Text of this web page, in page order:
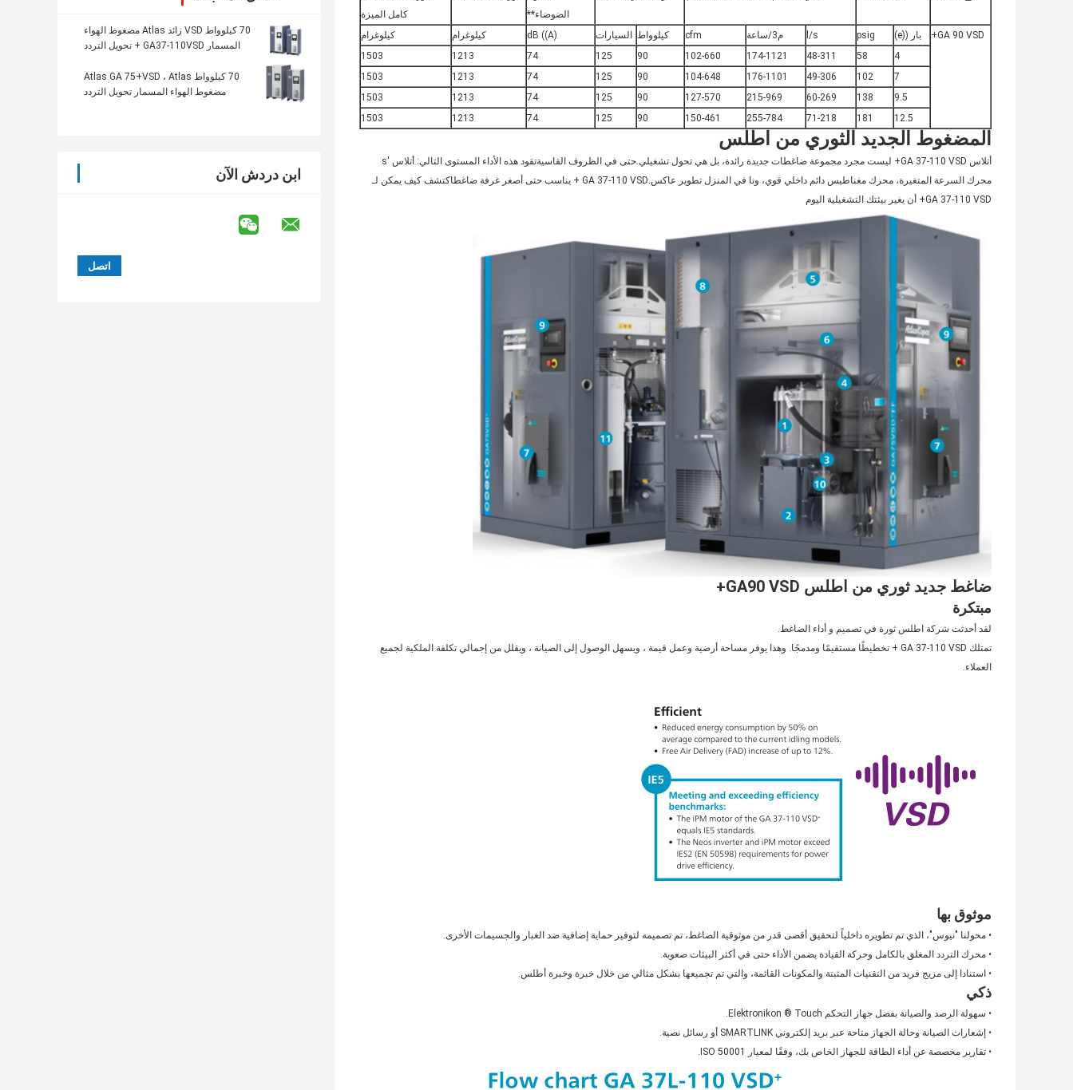
70 كيلوواط VSD زائد Atlas مضغوط الهواء
المسمار GA37-110VSD + تحويل التردد
70 كيلوواط Atlas GA 75+VSD ، Atlas
مضغوط الهواء المسمار تحويل التردد
ابن دردش الآن
الضوضاء**
كامل الميزة
GA 90 VSD+
بار ((e) psig
l/s م3/ساعة cfm كيلوواط السيارات dB ((A) كيلوغرام
كيلوغرام
4
58
48-311
174-1121
102-660
90
125
74
1213
1503
7
102
49-306
176-1101
104-648
90
125
74
1213
1503
9.5
138
60-269
215-969
127-570
90
125
74
1213
1503
12.5
181
71-218
255-784
150-461
90
125
74
1213
1503
المضغوط الجديد الثوري من اطلس
أتلاس GA 37-110 VSD+ ليست مجرد مجموعة ضاغطات جديدة رائدة، بل هي تحول تشغيلي.حتى في الظروف القاسيةتقود هذه الأداء المستوى التالي: أتلاس ′s
محرك السرعة المتغيرة، محرك مغناطيس دائم داخلي قوي، ونا في المنزل تطوير عاكس.GA 37-110 VSD + يناسب حتى أصغر غرفة ضاغطاكتشف كيف يمكن لـ
GA 37-110 VSD+ أن يغير بيئتك التشغيلية اليوم
ضاغط جديد ثوري من اطلس GA90 VSD+
مبتكرة
لقد أحدثت شركة اطلس ثورة في تصميم و أداء الضاغط.
تمتلك GA 37-110 VSD + تخطيطًا مستقيمًا ومدمجًا. وهذا يوفر مساحة أرضية وعمل قيمة ، ويسهل الوصول إلى الصيانة ، ويقلل من إجمالي تكلفة الملكية لجميع
العملاء.
موثوق بها
• محولنا "نيوس"، الذي تم تطويره داخلياً لتحقيق أقصى قدر من موثوقية الضاغط، تم تصميمه لتوفير حماية إضافية ضد الغبار والجسيمات الأخرى.
• محرك التردد المغلق بالكامل وحركة القيادة يضمن الأداء حتى في أكثر البيئات صعوبة.
• استنادا إلى مزيج فريد من التقنيات المثبتة والمكونات القائمة، والتي تم تجميعها بشكل مثالي من خلال خبرة وخبرة أطلس.
ذكي
• سهولة الرصد والصيانة بفضل جهاز التحكم Elektronikon ® Touch.
• إشعارات الصيانة وحالة الجهاز متاحة عبر بريد إلكتروني SMARTLINK أو رسائل نصية.
• تقارير مخصصة عن أداء الطاقة للجهاز الخاص بك، وفقًا لمعيار ISO 50001.